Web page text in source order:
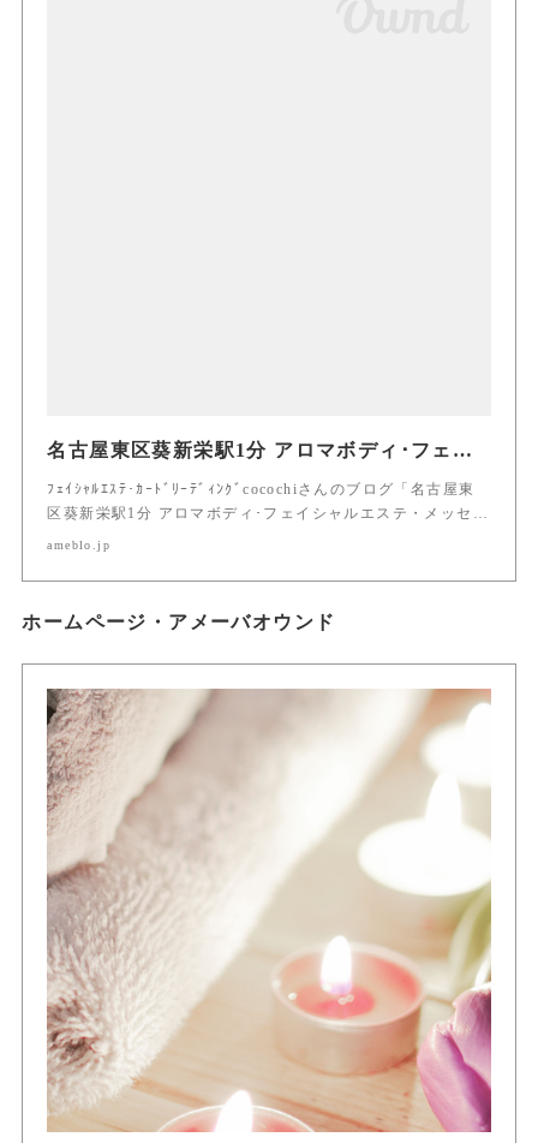
名古屋東区葵新栄駅1分 アロマボディ･フェイシャルエステ・メッセージカードリーディング･･･『cocochi』
ﾌｪｲｼｬﾙｴｽﾃ･ｶｰﾄﾞﾘｰﾃﾞｨﾝｸﾞcocochiさんのブログ「名古屋東
区葵新栄駅1分 アロマボディ･フェイシャルエステ・メッセ…
ameblo.jp
ホームページ・アメーバオウンド